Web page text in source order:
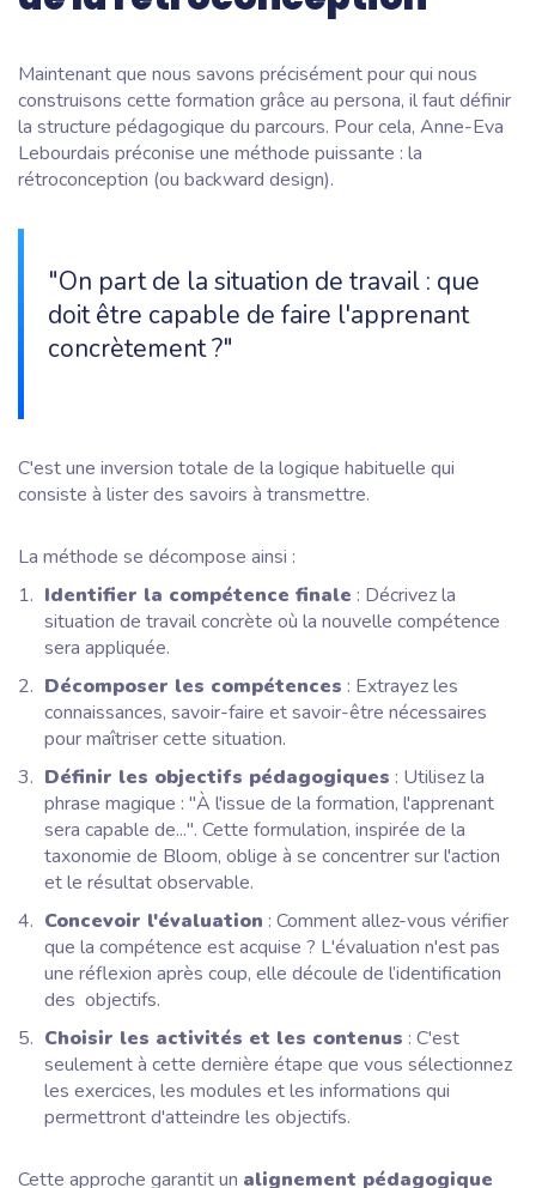
Maintenant que nous savons précisément pour qui nous
construisons cette formation grâce au persona, il faut définir
la structure pédagogique du parcours. Pour cela, Anne-Eva
Lebourdais préconise une méthode puissante : la
rétroconception (ou backward design).
"On part de la situation de travail : que
doit être capable de faire l'apprenant
concrètement ?"
C'est une inversion totale de la logique habituelle qui
consiste à lister des savoirs à transmettre.
La méthode se décompose ainsi :
Identifier la compétence finale : Décrivez la
situation de travail concrète où la nouvelle compétence
sera appliquée.
Décomposer les compétences : Extrayez les
connaissances, savoir-faire et savoir-être nécessaires
pour maîtriser cette situation.
Définir les objectifs pédagogiques : Utilisez la
phrase magique : "À l'issue de la formation, l'apprenant
sera capable de...". Cette formulation, inspirée de la
taxonomie de Bloom, oblige à se concentrer sur l'action
et le résultat observable.
Concevoir l'évaluation : Comment allez-vous vérifier
que la compétence est acquise ? L'évaluation n'est pas
une réflexion après coup, elle découle de l’identification
des objectifs.
Choisir les activités et les contenus : C'est
seulement à cette dernière étape que vous sélectionnez
les exercices, les modules et les informations qui
permettront d'atteindre les objectifs.
Cette approche garantit un alignement pédagogique